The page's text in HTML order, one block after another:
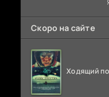
Скоро на сайте
Ходящий